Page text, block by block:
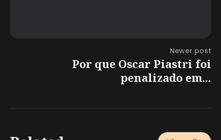
Newer post
Por que Oscar Piastri foi
penalizado em...